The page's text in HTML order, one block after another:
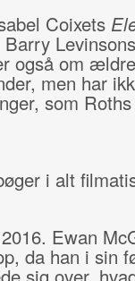
Coixets
Barry
også om
men har
som
i alt
Ewan
da han i sin